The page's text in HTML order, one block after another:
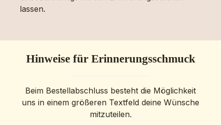
lassen.
Hinweise für Erinnerungsschmuck
Beim Bestellabschluss besteht die Möglichkeit
uns in einem größeren Textfeld deine Wünsche
mitzuteilen.